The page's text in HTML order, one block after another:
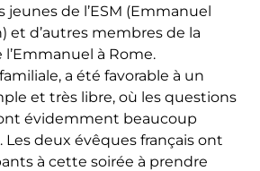
jeunes de l’ESM (Emmanuel
et d’autres membres de la
à Rome.
a été favorable à un
et très libre, où les questions
évidemment beaucoup
Les deux évêques français ont
à cette soirée à prendre